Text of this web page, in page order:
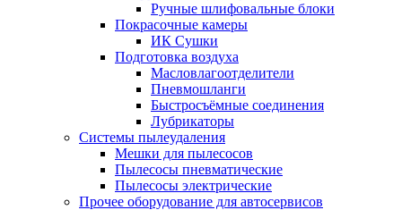
Ручные шлифовальные блоки
Покрасочные камеры
ИК Сушки
Подготовка воздуха
Масловлагоотделители
Пневмошланги
Быстросъёмные соединения
Лубрикаторы
Системы пылеудаления
Мешки для пылесосов
Пылесосы пневматические
Пылесосы электрические
Прочее оборудование для автосервисов